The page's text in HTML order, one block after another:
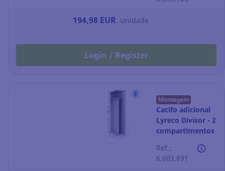
194,98 EUR Unidade
Login / Register
Montagem
Cacifo adicional
Lyreco Divisor - 2
compartimentos
cinzento
Ref.:
6.603.891